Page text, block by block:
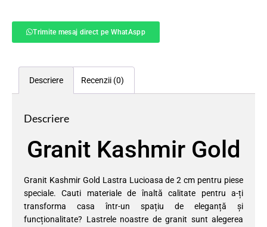
Trimite mesaj direct pe WhatAspp
Descriere Recenzii (0)
Descriere
Granit Kashmir Gold
Granit Kashmir Gold Lastra Lucioasa de 2 cm pentru piese
speciale. Cauti materiale de înaltă calitate pentru a-ți
transforma casa într-un spațiu de eleganță și
funcționalitate? Lastrele noastre de granit sunt alegerea